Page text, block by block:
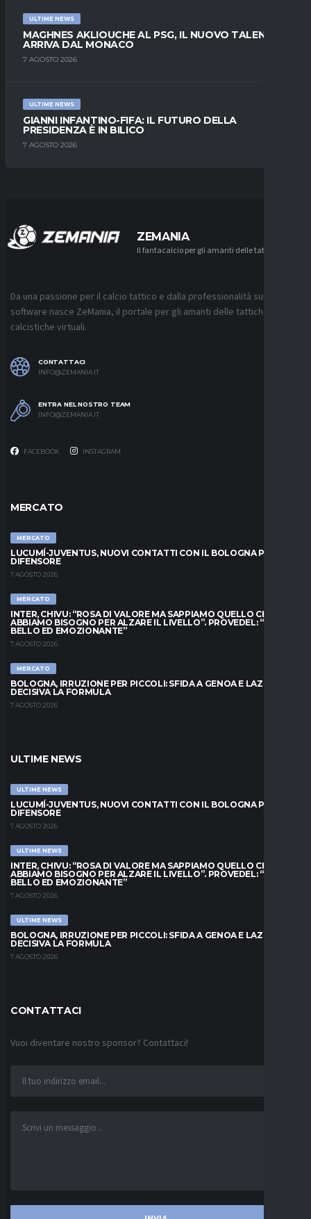
ULTIME NEWS
MAGHNES AKLIOUCHE AL PSG, IL NUOVO TALENTO
ARRIVA DAL MONACO
7 AGOSTO 2026
ULTIME NEWS
GIANNI INFANTINO-FIFA: IL FUTURO DELLA
PRESIDENZA È IN BILICO
7 AGOSTO 2026
ZEMANIA
Il fantacalcio per gli amanti delle tattiche
Da una passione per il calcio tattico e dalla professionalità sui
software nasce ZeMania, il portale per gli amanti delle tattiche
calcistiche virtuali.
CONTATTACI
INFO@ZEMANIA.IT
ENTRA NEL NOSTRO TEAM
INFO@ZEMANIA.IT
FACEBOOK INSTAGRAM
MERCATO
MERCATO
LUCUMÍ-JUVENTUS, NUOVI CONTATTI CON IL BOLOGNA PER IL
DIFENSORE
7 AGOSTO 2026
MERCATO
INTER, CHIVU: “ROSA DI VALORE MA SAPPIAMO QUELLO CHE
ABBIAMO BISOGNO PER ALZARE IL LIVELLO”. PROVEDEL: “MESE
BELLO ED EMOZIONANTE”
7 AGOSTO 2026
MERCATO
BOLOGNA, IRRUZIONE PER PICCOLI: SFIDA A GENOA E LAZIO,
DECISIVA LA FORMULA
7 AGOSTO 2026
ULTIME NEWS
ULTIME NEWS
LUCUMÍ-JUVENTUS, NUOVI CONTATTI CON IL BOLOGNA PER IL
DIFENSORE
7 AGOSTO 2026
ULTIME NEWS
INTER, CHIVU: “ROSA DI VALORE MA SAPPIAMO QUELLO CHE
ABBIAMO BISOGNO PER ALZARE IL LIVELLO”. PROVEDEL: “MESE
BELLO ED EMOZIONANTE”
7 AGOSTO 2026
ULTIME NEWS
BOLOGNA, IRRUZIONE PER PICCOLI: SFIDA A GENOA E LAZIO,
DECISIVA LA FORMULA
7 AGOSTO 2026
CONTATTACI
Vuoi diventare nostro sponsor? Contattaci!